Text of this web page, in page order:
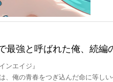
ク 更新カレンダー
最強と呼ばれた俺、続編
たので無双します。＊ただ
ンエイジ』
、俺の青春をつぎ込んだ命に等しい